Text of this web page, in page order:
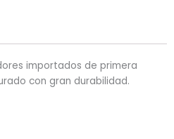
importados de primera
con gran durabilidad.